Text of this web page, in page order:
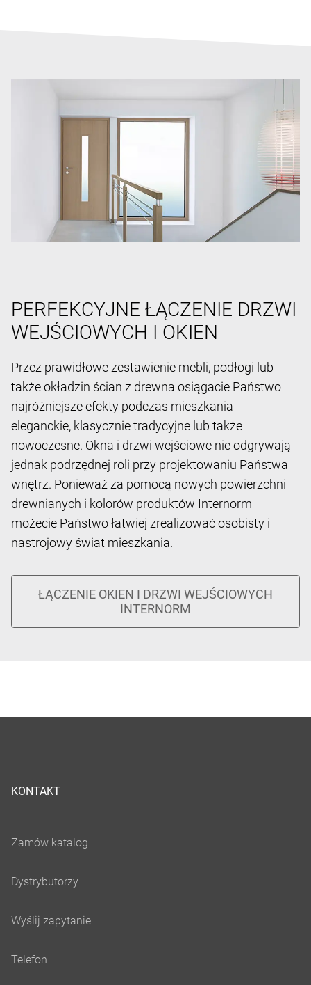
PERFEKCYJNE ŁĄCZENIE DRZWI
WEJŚCIOWYCH I OKIEN
Przez prawidłowe zestawienie mebli, podłogi lub
także okładzin ścian z drewna osiągacie Państwo
najróżniejsze efekty podczas mieszkania -
eleganckie, klasycznie tradycyjne lub także
nowoczesne. Okna i drzwi wejściowe nie odgrywają
jednak podrzędnej roli przy projektowaniu Państwa
wnętrz. Ponieważ za pomocą nowych powierzchni
drewnianych i kolorów produktów Internorm
możecie Państwo łatwiej zrealizować osobisty i
nastrojowy świat mieszkania.
KONTAKT